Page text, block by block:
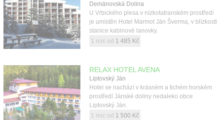
Demänovská Dolina
U Vrbického plesa v nízkotatranském prostředí
je umístěn Hotel Marmot Ján Šverma, v blízkosti
stanice kabinové lanovky.
1 noc od 1 485 Kč
RELAX HOTEL AVENA
Liptovský Ján
Hotel se nachází v krásném a tichém horském
prostředí Jánské doliny nedaleko obce
Liptovský Ján.
1 noc od 1 500 Kč